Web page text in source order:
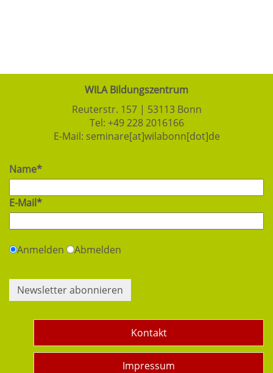
WILA Bildungszentrum
Reuterstr. 157 | 53113 Bonn
Tel: +49 228 2016166
E-Mail: seminare[at]wilabonn[dot]de
Name*
E-Mail*
Anmelden Abmelden
Newsletter abonnieren
Kontakt
Impressum